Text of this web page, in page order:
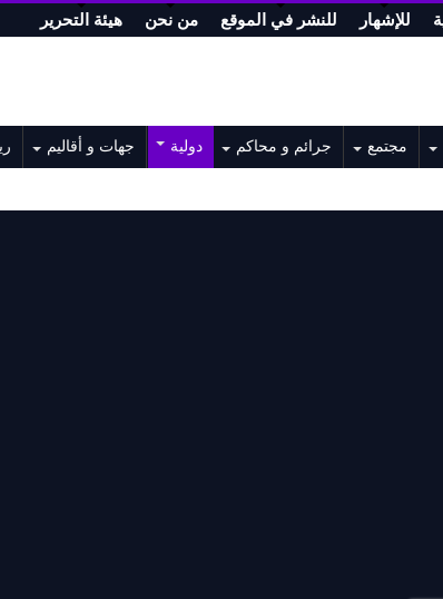
للإشهار للنشر في الموقع من نحن هيئة التحرير
مجتمع جرائم و محاكم دولية جهات و أقاليم